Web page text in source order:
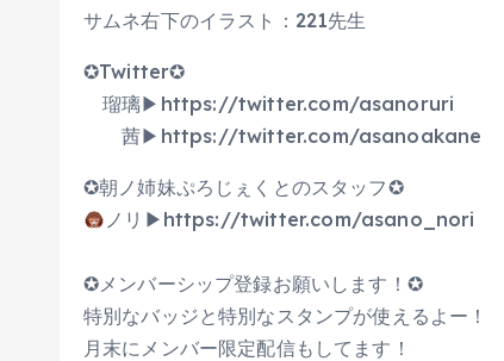
サムネ右下のイラスト：221先生
✪Twitter✪
瑠璃▶https://twitter.com/asanoruri
茜▶https://twitter.com/asanoakane
✪朝ノ姉妹ぷろじぇくとのスタッフ✪
ノリ▶https://twitter.com/asano_nori
✪メンバーシップ登録お願いします！✪
特別なバッジと特別なスタンプが使えるよー！
月末にメンバー限定配信もしてます！